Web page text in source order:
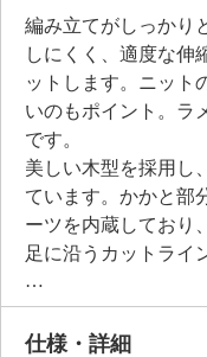
編み立てがしっかり
しにくく、適度な伸
ットします。ニット
いのもポイント。ラ
です。
美しい木型を採用し
ています。かかと部
ーツを内蔵しており
足に沿うカットラ
ンに。厚みのある高
ソールが、軽やかで
ウトソールにはゴム
仕様・詳細